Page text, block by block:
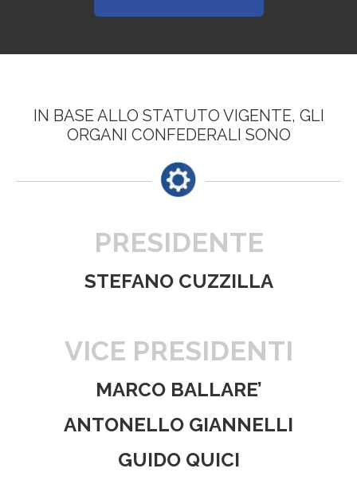
IN BASE ALLO STATUTO VIGENTE, GLI
ORGANI CONFEDERALI SONO
PRESIDENTE
STEFANO CUZZILLA
VICE PRESIDENTI
MARCO BALLARE’
ANTONELLO GIANNELLI
GUIDO QUICI